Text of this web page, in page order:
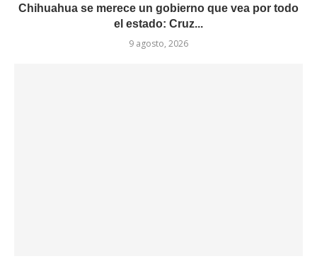
Chihuahua se merece un gobierno que vea por todo
el estado: Cruz...
9 agosto, 2026